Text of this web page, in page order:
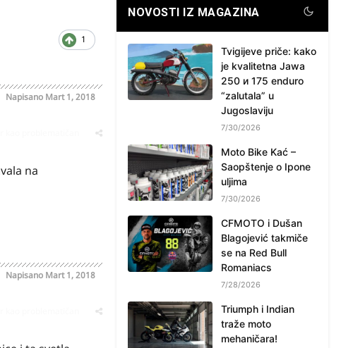
1
Napisano Mart 1, 2018
na
Napisano Mart 1, 2018
NOVOSTI IZ MAGAZINA
Tvigijeve priče: kako
je kvalitetna Jawa
250 и 175 enduro
“zalutala” u
Jugoslaviju
7/30/2026
Moto Bike Kać –
Saopštenje o Ipone
uljima
7/30/2026
CFMOTO i Dušan
Blagojević takmiče
se na Red Bull
Romaniacs
7/28/2026
Triumph i Indian
traže moto
mehaničara!